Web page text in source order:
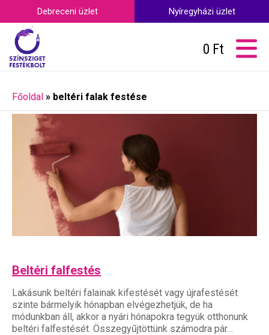
Debreceni üzlet Nyíregyházi üzlet
0 Ft
Főoldal » beltéri falak festése
Beltéri falfestés
Lakásunk beltéri falainak kifestését vagy újrafestését
szinte bármelyik hónapban elvégezhetjük, de ha
módunkban áll, akkor a nyári hónapokra tegyük otthonunk
beltéri falfestését. Összegyűjtöttünk számodra pár…